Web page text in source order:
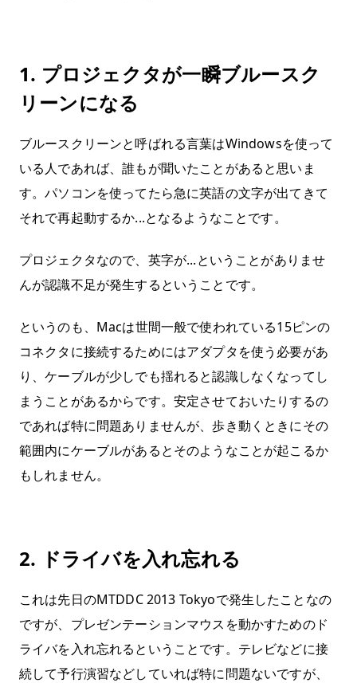
1. プロジェクタが一瞬ブルースク
リーンになる
ブルースクリーンと呼ばれる言葉はWindowsを使って
いる人であれば、誰もが聞いたことがあると思いま
す。パソコンを使ってたら急に英語の文字が出てきて
それで再起動するか...となるようなことです。
プロジェクタなので、英字が...ということがありませ
んが認識不足が発生するということです。
というのも、Macは世間一般で使われている15ピンの
コネクタに接続するためにはアダプタを使う必要があ
り、ケーブルが少しでも揺れると認識しなくなってし
まうことがあるからです。安定させておいたりするの
であれば特に問題ありませんが、歩き動くときにその
範囲内にケーブルがあるとそのようなことが起こるか
もしれません。
2. ドライバを入れ忘れる
これは先日のMTDDC 2013 Tokyoで発生したことなの
ですが、プレゼンテーションマウスを動かすためのド
ライバを入れ忘れるということです。テレビなどに接
続して予行演習などしていれば特に問題ないですが、